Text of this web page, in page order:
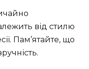
від стилю
Пам’ятайте, що